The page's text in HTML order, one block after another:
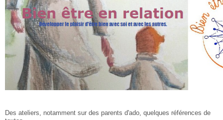
Des ateliers, notamment sur des parents d'ado, quelques références de